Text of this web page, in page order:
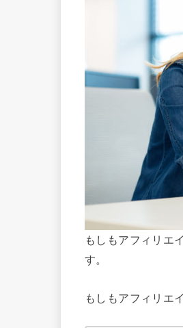
もしもアフィリエ
す。
もしもアフィリエ